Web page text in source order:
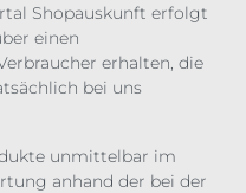
Shopauskunft erfolgt
einen
erhalten, die
bei uns
unmittelbar im
anhand der bei der